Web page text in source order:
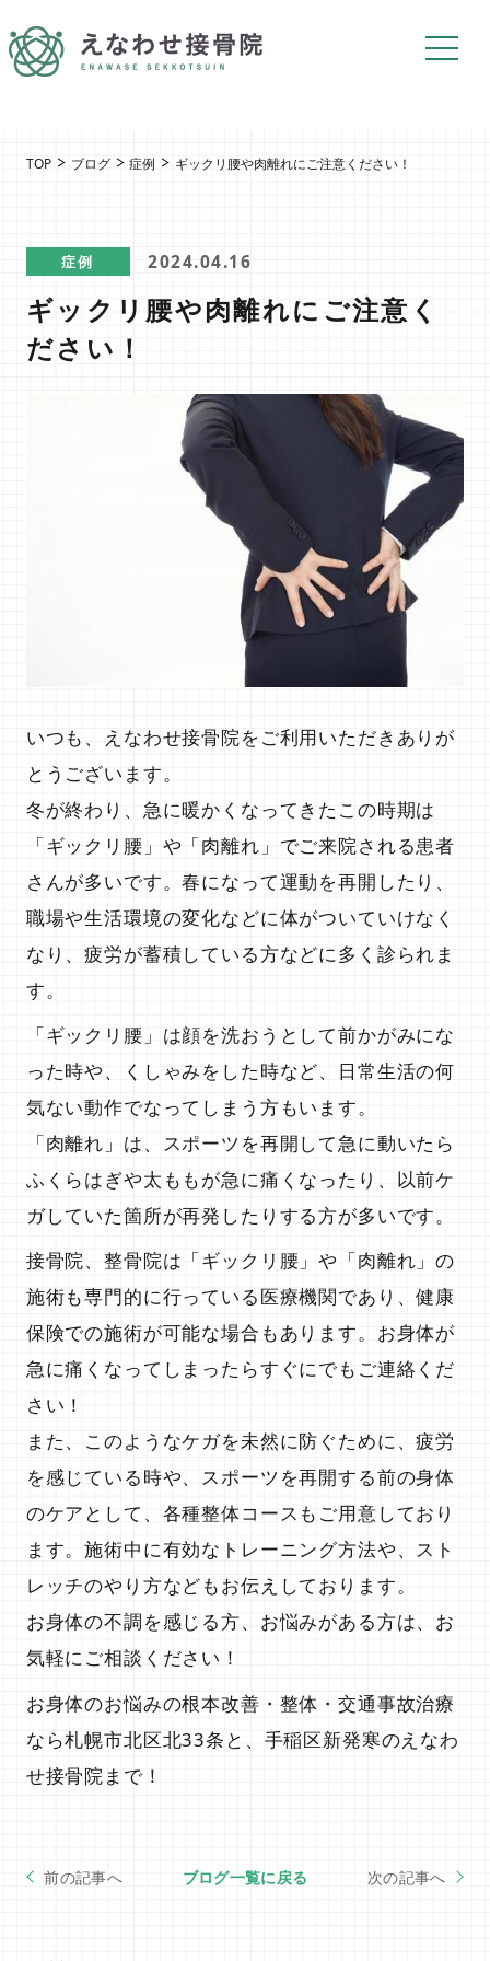
当院について
施術メニュー・料金
交通事故施術
店舗一覧
TOP ブログ 症例 ギックリ腰や肉離れにご注意ください！
症例 2024.04.16
ギックリ腰や肉離れにご注意く
ださい！
いつも、えなわせ接骨院をご利用いただきありが
とうございます。
冬が終わり、急に暖かくなってきたこの時期は
「ギックリ腰」や「肉離れ」でご来院される患者
さんが多いです。春になって運動を再開したり、
職場や生活環境の変化などに体がついていけなく
なり、疲労が蓄積している方などに多く診られま
す。
「ギックリ腰」は顔を洗おうとして前かがみにな
った時や、くしゃみをした時など、日常生活の何
気ない動作でなってしまう方もいます。
「肉離れ」は、スポーツを再開して急に動いたら
ふくらはぎや太ももが急に痛くなったり、以前ケ
ガしていた箇所が再発したりする方が多いです。
接骨院、整骨院は「ギックリ腰」や「肉離れ」の
施術も専門的に行っている医療機関であり、健康
保険での施術が可能な場合もあります。お身体が
急に痛くなってしまったらすぐにでもご連絡くだ
さい！
また、このようなケガを未然に防ぐために、疲労
を感じている時や、スポーツを再開する前の身体
のケアとして、各種整体コースもご用意しており
ます。施術中に有効なトレーニング方法や、スト
レッチのやり方などもお伝えしております。
お身体の不調を感じる方、お悩みがある方は、お
気軽にご相談ください！
お身体のお悩みの根本改善・整体・交通事故治療
なら札幌市北区北33条と、手稲区新発寒のえなわ
せ接骨院まで！
ブログ一覧に戻る